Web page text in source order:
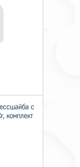
с
комплект